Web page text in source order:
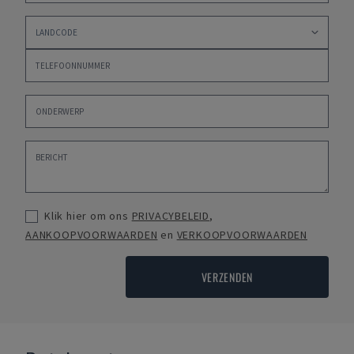
Klik hier om ons PRIVACYBELEID,
AANKOOPVOORWAARDEN en VERKOOPVOORWAARDEN
VERZENDEN